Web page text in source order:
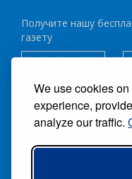
We use cookies
experience,
analyze our traffic.
Получите нашу
газету
подписаться
Следуйте за нами: